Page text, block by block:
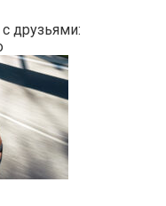
друзьями: